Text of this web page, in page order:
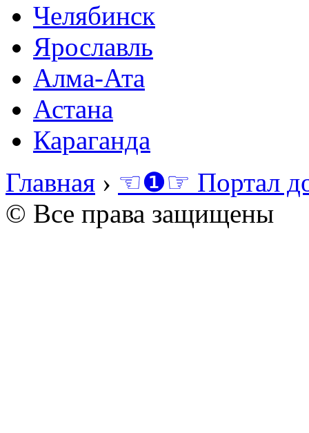
Челябинск
Ярославль
Алма-Ата
Астана
Караганда
Главная › ☜❶☞ Портал
© Все права защищены